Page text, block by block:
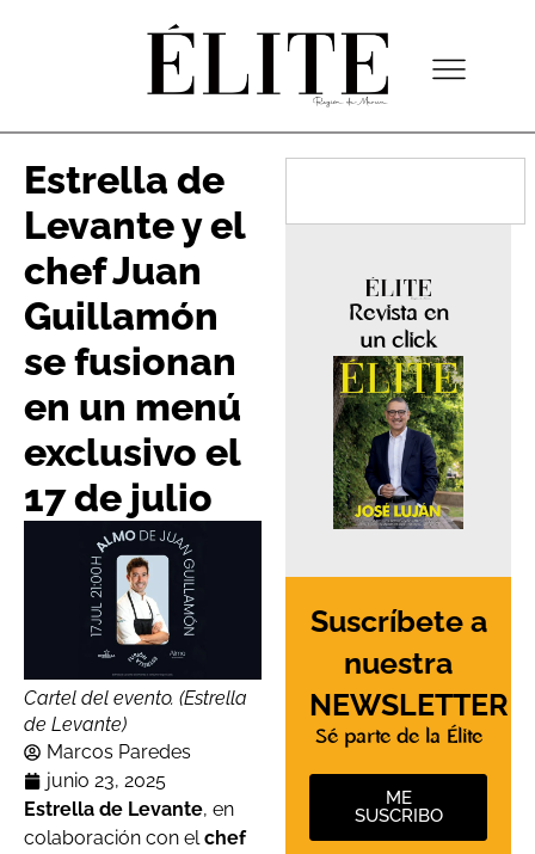
Estrella de
Levante y el
chef Juan
Guillamón
se fusionan
en un menú
exclusivo el
17 de julio
Cartel del evento. (Estrella
de Levante)
Marcos Paredes
junio 23, 2025
Estrella de Levante, en
colaboración con elchef
Revista en
un click
Suscríbete a
nuestra
NEWSLETTER
Sé parte de la Élite
ME
SUSCRIBO